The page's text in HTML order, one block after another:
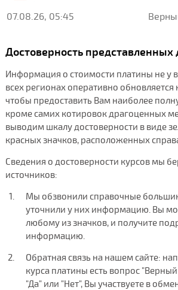
07.08.26, 05:45
Достоверность представленных
Информация о стоимости платины не у
всех регионах оперативно обновляется
чтобы предоставить Вам наиболее
кроме самих котировок драгоценных
выводим шкалу достоверности в виде
красных значков, расположенных
Сведения о достоверности курсов мы
источников:
Мы обзвонили справочные
уточнили у них информацию. Вы
любому из значков, и получите
информацию.
Обратная связь на нашем сайте:
курса платины есть вопрос
"Да" или "Нет", Вы участвуете в